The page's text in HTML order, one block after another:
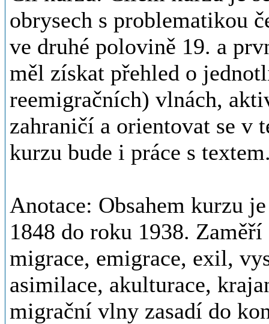
obrysech s problematikou
ve druhé polovině 19. a
měl získat přehled o
reemigračních) vlnách,
zahraničí a orientovat se v
kurzu bude i práce s
Anotace: Obsahem kurzu
1848 do roku 1938.
migrace, emigrace, exil,
asimilace, akulturace,
migrační vlny zasadí do